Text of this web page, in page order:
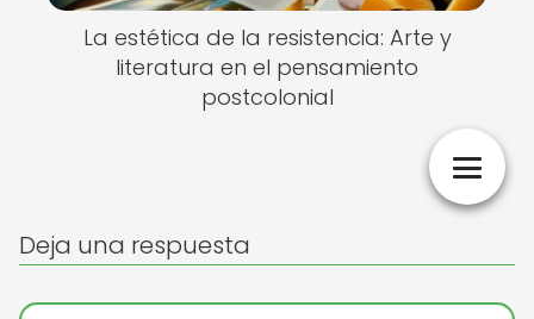
La estética de la resistencia: Arte y
literatura en el pensamiento
postcolonial
Deja una respuesta